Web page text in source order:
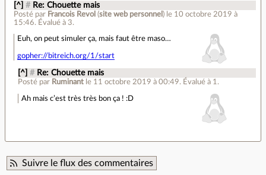
[^] # Re: Chouette mais
Posté par Francois Revol (site web personnel ) le 10 octobre 2019 à
15:46. Évalué à 3.
Euh, on peut simuler ça, mais faut être maso…
gopher://bitreich.org/1/start
[^] # Re: Chouette mais
Posté par Ruminant le 11 octobre 2019 à 00:49. Évalué à 1 .
Ah mais c’est très très bon ça ! :D
Suivre le flux des commentaires